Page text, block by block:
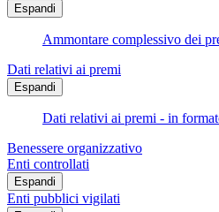
Espandi
Ammontare complessivo dei
Dati relativi ai premi
Espandi
Dati relativi ai premi - in
Benessere organizzativo
Enti controllati
Espandi
Enti pubblici vigilati